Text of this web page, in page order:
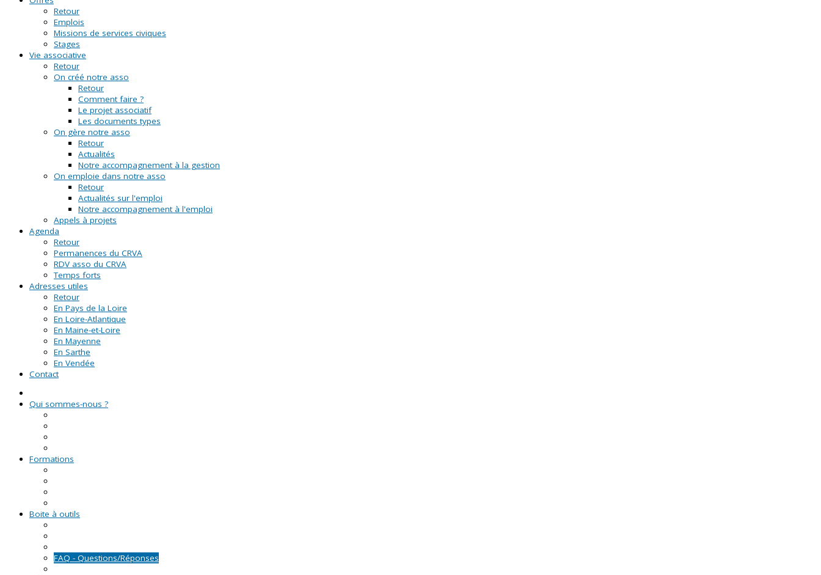
Retour
Emplois
Missions de services civiques
Stages
Vie associative
Retour
On créé notre asso
Retour
Comment faire ?
Le projet associatif
Les documents types
On gère notre asso
Retour
Actualités
Notre accompagnement à la gestion
On emploie dans notre asso
Retour
Actualités sur l'emploi
Notre accompagnement à l'emploi
Appels à projets
Agenda
Retour
Permanences du CRVA
RDV asso du CRVA
Temps forts
Adresses utiles
Retour
En Pays de la Loire
En Loire-Atlantique
En Maine-et-Loire
En Mayenne
En Sarthe
En Vendée
Contact
Qui sommes-nous ?
Formations
Boite à outils
FAQ - Questions/Réponses